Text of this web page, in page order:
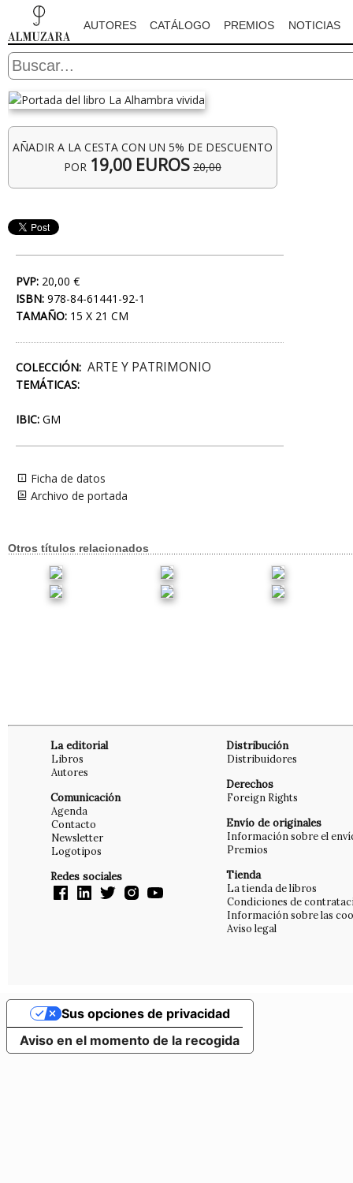
AUTORES CATÁLOGO PREMIOS NOTICIAS
AÑADIR A LA CESTA CON UN 5% DE DESCUENTO
POR 19,00 EUROS 20,00
PVP: 20,00 €
ISBN: 978-84-61441-92-1
TAMAÑO: 15 X 21 CM
COLECCIÓN: ARTE Y PATRIMONIO
TEMÁTICAS:
IBIC: GM
Ficha de datos
Archivo de portada
Otros títulos relacionados
La editorial
Libros
Autores
Comunicación
Agenda
Contacto
Newsletter
Logotipos
Redes sociales
Distribución
Distribuidores
Derechos
Foreign Rights
Envío de originales
Información sobre el
Premios
Tienda
La tienda de libros
Condiciones de
Información sobre las
Aviso legal
Aviso en el momento de la recogida
Sus opciones de privacidad